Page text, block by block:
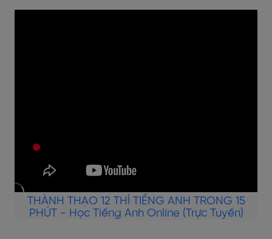
THÀNH THẠO 12 THÌ TIẾNG ANH TRONG 15
PHÚT - Học Tiếng Anh Online (Trực Tuyến)